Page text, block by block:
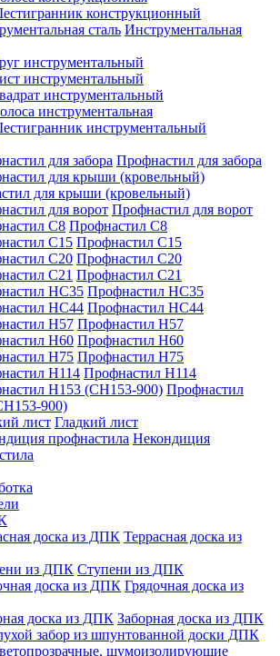
конструкционный
Инструментальная
инструментальный
инструментальный
инструментальный
инструментальная
инструментальный
Профнастил для забора
для крыши (кровельный)
Профнастил для ворот
Профнастил С8
Профнастил С15
Профнастил С20
Профнастил С21
Профнастил НС35
Профнастил НС44
Профнастил Н57
Профнастил Н60
Профнастил Н75
Профнастил Н114
Профнастил
900)
Гладкий лист
Некондиция
Террасная доска из
Ступени из ДПК
Грядочная доска из
Заборная доска из ДПК
забор из шпунтованной доски ДПК
шумоизолирующие